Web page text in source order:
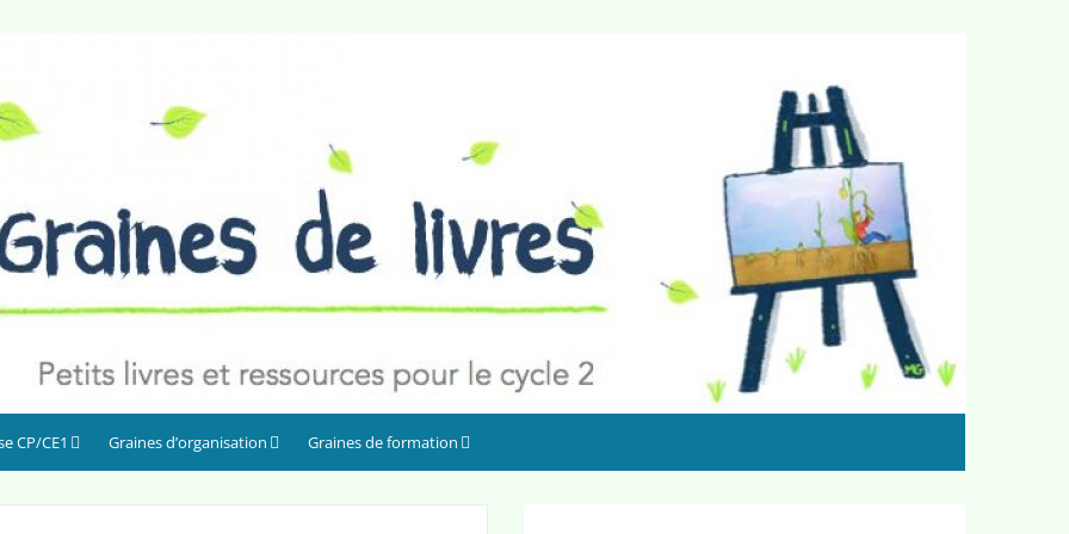
CP/CE1 Graines d’organisation Graines de formation